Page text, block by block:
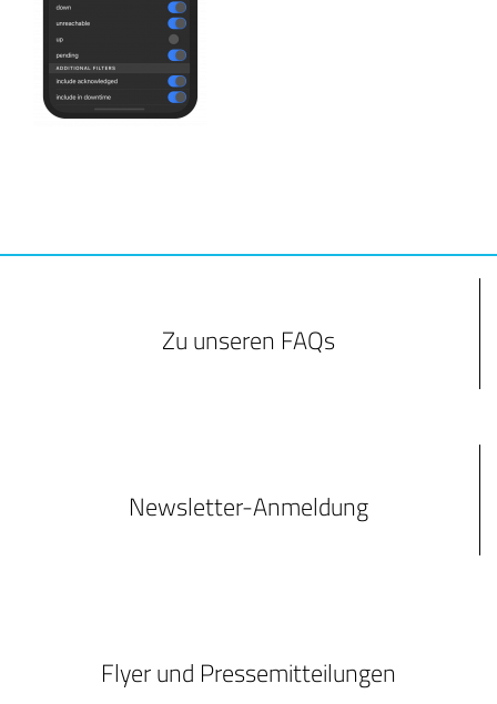
Zu unseren FAQs
Newsletter-Anmeldung
Flyer und Pressemitteilungen